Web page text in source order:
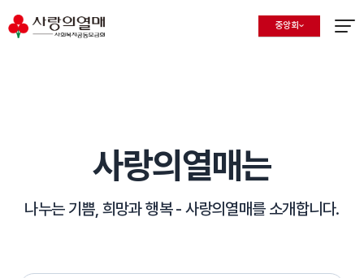
지회 선택 목록 열기
현재 선택된 지회
중앙회
사랑의열매는
나누는 기쁨, 희망과 행복 -사랑의열매를 소개합니다.